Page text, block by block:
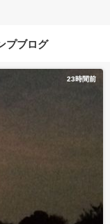
プブログ
23時間前